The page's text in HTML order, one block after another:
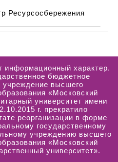
Ресурсосбережения
информационный характер.
бюджетное
учреждение высшего
«Московский
университет имени
г. прекратило
реорганизации в форме
государственному
учреждению высшего
«Московский
университет».